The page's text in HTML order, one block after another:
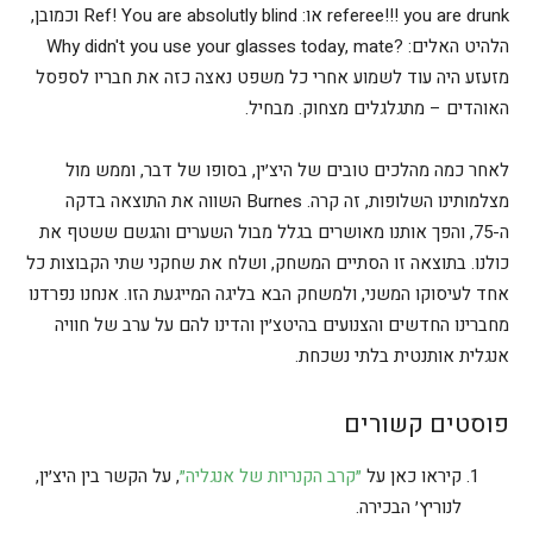
referee!!! you are drunk או: Ref! You are absolutly blind וכמובן,
הלהיט האלים: ?Why didn't you use your glasses today, mate
מזעזע היה עוד לשמוע אחרי כל משפט נאצה כזה את חבריו לספסל
האוהדים – מתגלגלים מצחוק. מבחיל.
לאחר כמה מהלכים טובים של היצ׳ין, בסופו של דבר, וממש מול
מצלמותינו השלופות, זה קרה. Burnes השווה את התוצאה בדקה
ה-75, והפך אותנו מאושרים בגלל מבול השערים והגשם ששטף את
כולנו. בתוצאה זו הסתיים המשחק, ושלח את שחקני שתי הקבוצות כל
אחד לעיסוקו המשני, ולמשחק הבא בליגה המייגעת הזו. אנחנו נפרדנו
מחברינו החדשים והצנועים בהיטצ׳ין והדינו להם על ערב של חוויה
אנגלית אותנטית בלתי נשכחת.
פוסטים קשורים
קיראו כאן על ״קרב הקנריות של אנגליה״, על הקשר בין היצ׳ין,
לנוריץ׳ הבכירה.